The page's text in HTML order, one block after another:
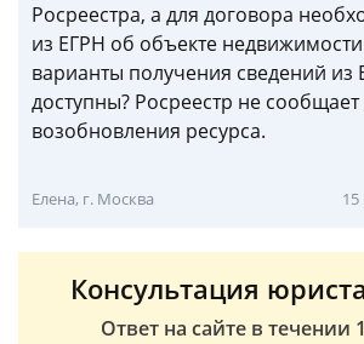
Росреестра, а для договора
из ЕГРН об объекте
варианты получения сведений
доступны? Росреестр не сообщает
возобновления ресурса.
Елена, г. Москва 15
Консультация
Ответ на сайте в течении